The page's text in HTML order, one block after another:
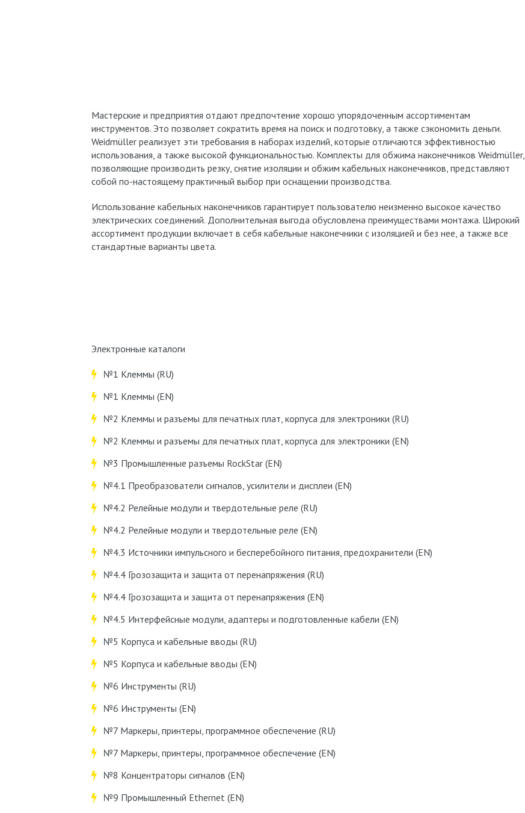
Мастерские и предприятия отдают предпочтение хорошо упорядоченным ассортиментам
инструментов. Это позволяет сократить время на поиск и подготовку, а также сэкономить деньги.
Weidmüller реализует эти требования в наборах изделий, которые отличаются эффективностью
использования, а также высокой функциональностью. Комплекты для обжима наконечников Weidmüller,
позволяющие производить резку, снятие изоляции и обжим кабельных наконечников, представляют
собой по-настоящему практичный выбор при оснащении производства.
Использование кабельных наконечников гарантирует пользователю неизменно высокое качество
электрических соединений. Дополнительная выгода обусловлена преимуществами монтажа. Широкий
ассортимент продукции включает в себя кабельные наконечники с изоляцией и без нее, а также все
стандартные варианты цвета.
Электронные каталоги
№1 Клеммы (RU)
№1 Клеммы (EN)
№2 Клеммы и разъемы для печатных плат, корпуса для электроники (RU)
№2 Клеммы и разъемы для печатных плат, корпуса для электроники (EN)
№3 Промышленные разъемы RockStar (EN)
№4.1 Преобразователи сигналов, усилители и дисплеи (EN)
№4.2 Релейные модули и твердотельные реле (RU)
№4.2 Релейные модули и твердотельные реле (EN)
№4.3 Источники импульсного и бесперебойного питания, предохранители (EN)
№4.4 Грозозащита и защита от перенапряжения (RU)
№4.4 Грозозащита и защита от перенапряжения (EN)
№4.5 Интерфейсные модули, адаптеры и подготовленные кабели (EN)
№5 Корпуса и кабельные вводы (RU)
№5 Корпуса и кабельные вводы (EN)
№6 Инструменты (RU)
№6 Инструменты (EN)
№7 Маркеры, принтеры, программное обеспечение (RU)
№7 Маркеры, принтеры, программное обеспечение (EN)
№8 Концентраторы сигналов (EN)
№9 Промышленный Ethernet (EN)